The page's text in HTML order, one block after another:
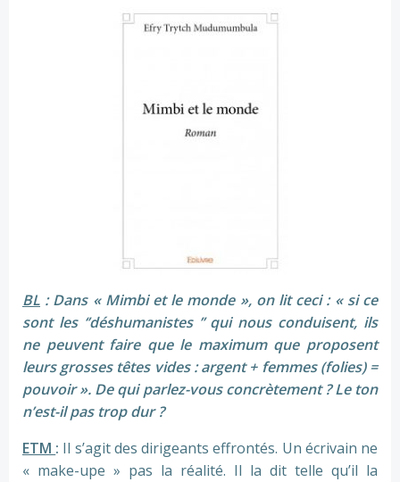
BL : Dans « Mimbi et le monde », on lit ceci : « si ce
sont les ‘’déshumanistes ’’ qui nous conduisent, ils
ne peuvent faire que le maximum que proposent
leurs grosses têtes vides : argent + femmes (folies) =
pouvoir ». De qui parlez-vous concrètement ? Le ton
n’est-il pas trop dur ?
ETM : Il s’agit des dirigeants effrontés. Un écrivain ne
« make-upe » pas la réalité. Il la dit telle qu’il la